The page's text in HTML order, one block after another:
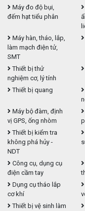
Máy đo độ bụi,
đếm hạt tiểu phân
Máy hàn, tháo, lắp,
làm mạch điện tử,
SMT
Thiết bị thử
nghiệm cơ, lý tính
Thiết bị quang
Máy bộ đàm, định
vị GPS, ống nhòm
Thiết bị kiểm tra
không phá hủy -
NDT
Công cụ, dụng cụ
điện cầm tay
Dụng cụ tháo lắp
cơ khí
Thiết bị vệ sinh làm